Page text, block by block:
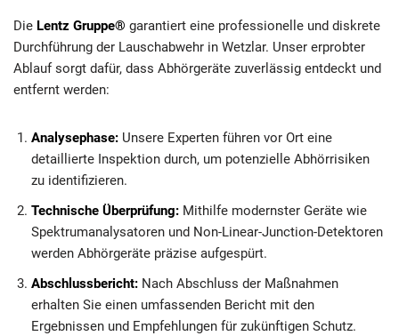
Die Lentz Gruppe® garantiert eine professionelle und diskrete
Durchführung der Lauschabwehr in Wetzlar. Unser erprobter
Ablauf sorgt dafür, dass Abhörgeräte zuverlässig entdeckt und
entfernt werden:
Analysephase: Unsere Experten führen vor Ort eine
detaillierte Inspektion durch, um potenzielle Abhörrisiken
zu identifizieren.
Technische Überprüfung: Mithilfe modernster Geräte wie
Spektrumanalysatoren und Non-Linear-Junction-Detektoren
werden Abhörgeräte präzise aufgespürt.
Abschlussbericht: Nach Abschluss der Maßnahmen
erhalten Sie einen umfassenden Bericht mit den
Ergebnissen und Empfehlungen für zukünftigen Schutz.